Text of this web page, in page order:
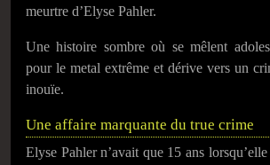
meurtre d’Elyse Pahler.
Une histoire sombre où se mêlent
pour le metal extrême et dérive vers un
inouïe.
Une affaire marquante du true crime
Elyse Pahlern’avait que 15 ans